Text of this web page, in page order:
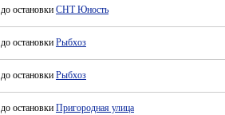
до остановки СНТ Юность
до остановки Рыбхоз
до остановки Рыбхоз
до остановки Пригородная улица